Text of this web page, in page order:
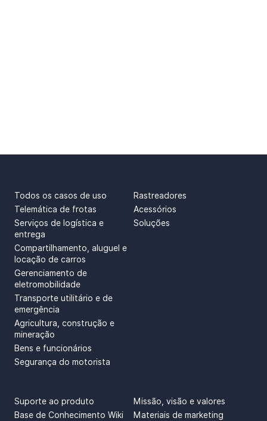
Todos os casos de uso
Telemática de frotas
Serviços de logística e
entrega
Compartilhamento, aluguel e
locação de carros
Gerenciamento de
eletromobilidade
Transporte utilitário e de
emergência
Agricultura, construção e
mineração
Bens e funcionários
Segurança do motorista
Rastreadores
Acessórios
Soluções
Missão, visão e valores
Materiais de marketing
Suporte ao produto
Base de Conhecimento Wiki